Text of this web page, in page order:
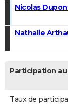
Nicolas
Nathalie
Participation
Taux de